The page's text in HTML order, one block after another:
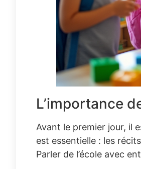
L’importance
Avant le premier jour, il
est essentielle : les
Parler de l’école avec